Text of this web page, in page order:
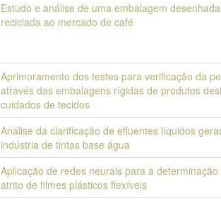
Estudo e análise de uma embalagem
reciclada ao mercado de café
Aprimoramento dos testes para verificação da
através das embalagens rígidas de produtos
cuidados de tecidos
Análise da clarificação de efluentes líquidos
indústria de tintas base água
Aplicação de redes neurais para a
atrito de filmes plásticos flexíveis